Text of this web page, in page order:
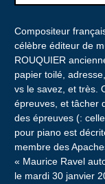
Compositeur
célèbre éditeur de
ROUQUIER
papier toilé,
vs le savez, et très.
épreuves, et tâcher
des épreuves (:
pour piano est
membre des
« Maurice Ravel
le mardi 30 janvier